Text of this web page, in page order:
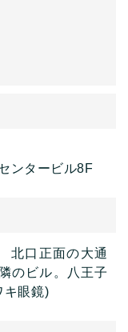
ンタービル8F
北口正面の大通
のビル。八王子
キ眼鏡)